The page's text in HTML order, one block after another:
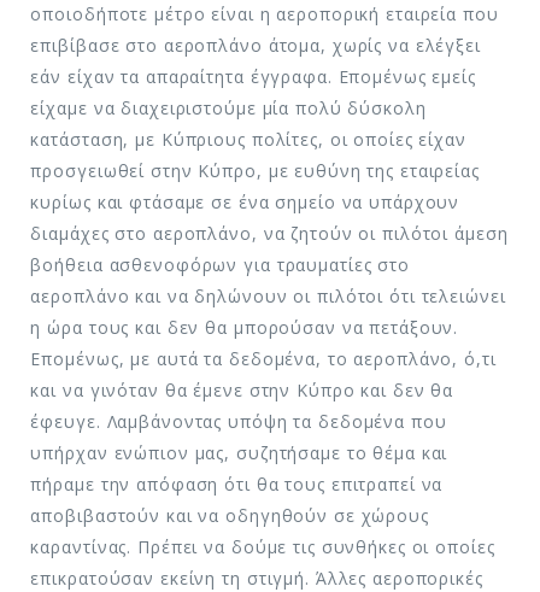
οποιοδήποτε μέτρο είναι η αεροπορική εταιρεία που
επιβίβασε στο αεροπλάνο άτομα, χωρίς να ελέγξει
εάν είχαν τα απαραίτητα έγγραφα. Επομένως εμείς
είχαμε να διαχειριστούμε μία πολύ δύσκολη
κατάσταση, με Κύπριους πολίτες, οι οποίες είχαν
προσγειωθεί στην Κύπρο, με ευθύνη της εταιρείας
κυρίως και φτάσαμε σε ένα σημείο να υπάρχουν
διαμάχες στο αεροπλάνο, να ζητούν οι πιλότοι άμεση
βοήθεια ασθενοφόρων για τραυματίες στο
αεροπλάνο και να δηλώνουν οι πιλότοι ότι τελειώνει
η ώρα τους και δεν θα μπορούσαν να πετάξουν.
Επομένως, με αυτά τα δεδομένα, το αεροπλάνο, ό,τι
και να γινόταν θα έμενε στην Κύπρο και δεν θα
έφευγε. Λαμβάνοντας υπόψη τα δεδομένα που
υπήρχαν ενώπιον μας, συζητήσαμε το θέμα και
πήραμε την απόφαση ότι θα τους επιτραπεί να
αποβιβαστούν και να οδηγηθούν σε χώρους
καραντίνας. Πρέπει να δούμε τις συνθήκες οι οποίες
επικρατούσαν εκείνη τη στιγμή. Άλλες αεροπορικές